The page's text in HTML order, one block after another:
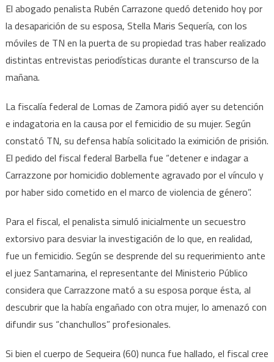
El abogado penalista Rubén Carrazone quedó detenido hoy por
la desaparición de su esposa, Stella Maris Sequería, con los
móviles de TN en la puerta de su propiedad tras haber realizado
distintas entrevistas periodísticas durante el transcurso de la
mañana.
La fiscalía federal de Lomas de Zamora pidió ayer su detención
e indagatoria en la causa por el femicidio de su mujer. Según
constató TN, su defensa había solicitado la eximición de prisión.
El pedido del fiscal federal Barbella fue “detener e indagar a
Carrazzone por homicidio doblemente agravado por el vínculo y
por haber sido cometido en el marco de violencia de género”.
Para el fiscal, el penalista simuló inicialmente un secuestro
extorsivo para desviar la investigación de lo que, en realidad,
fue un femicidio. Según se desprende del su requerimiento ante
el juez Santamarina, el representante del Ministerio Público
considera que Carrazzone mató a su esposa porque ésta, al
descubrir que la había engañado con otra mujer, lo amenazó con
difundir sus “chanchullos” profesionales.
Si bien el cuerpo de Sequeira (60) nunca fue hallado, el fiscal cree